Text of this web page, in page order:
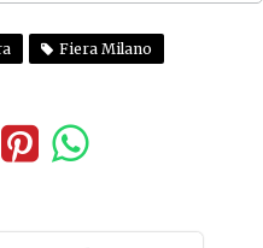
Fiera Milano